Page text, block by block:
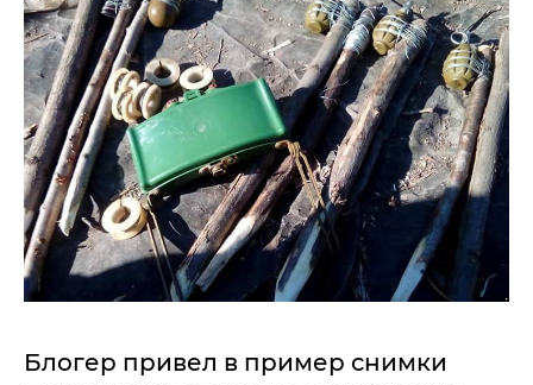
Блогер привел в пример снимки